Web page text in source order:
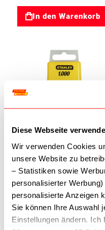
Diese Webseite
Wir verwenden Cookies
unsere Website zu
– Statistiken sowie
personalisierter
personalisierte Anzeigen
Sie können Ihre Auswahl
Einstellungen ändern. Ich
In den Warenkorb
Tacker
KLAMMERN 53/A
6MM/1000 Stanley
02000204
3,90 €
In den Warenkorb